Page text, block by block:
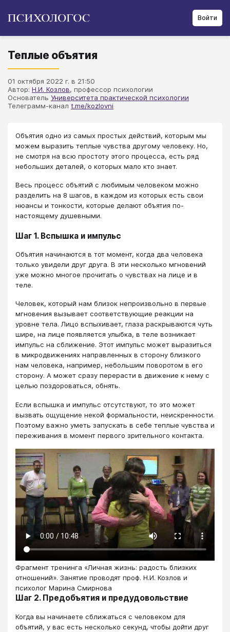
Войти
Теплые объятия
01 октября 2022 г. в 21:50
Автор: Н.И. Козлов, профессор психологии
Основатель Университета практической психологии
Телеграмм-канал t.me/kozlovni
Объятия одно из самых простых действий, которым мы
можем выразить теплые чувства другому человеку. Но,
не смотря на всю простоту этого процесса, есть ряд
небольших деталей, о которых мало кто знает.
Весь процесс объятий с любимым человеком можно
разделить на 8 шагов, в каждом из которых есть свои
нюансы и тонкости, которые делают объятия по-
настоящему душевными.
Шаг 1. Вспышка и импульс
Объятия начинаются в тот момент, когда два человека
только увидели друг друга. В эти несколько мгновений
уже можно многое прочитать о чувствах на лице и в
теле.
Человек, который нам близок непроизвольно в первые
мгновения вызывает соответствующие реакции на
уровне тела. Лицо вспыхивает, глаза раскрываются чуть
шире, на лице появляется улыбка, в теле возникает
импульс на сближение. Этот импульс может выразиться
в микродвижениях направленных в сторону близкого
нам человека, например, небольшим поворотом в его
сторону. А может сразу перерасти в движение к нему с
целью поздороваться, обнять.
Если вспышка и импульс отсутствуют, то это может
вызвать ощущение некой формальности, неискренности.
Поэтому важно уметь запускать в себе теплые чувства и
переживания в момент первого зрительного контакта.
Фрагмент тренинга «Личная жизнь: радость близких
отношений». Занятие проводят проф. Н.И. Козлов и
психолог Марина Смирнова
Шаг 2. Предобъятия и предудовольствие
Когда вы начинаете сближаться с человеком для
объятий, у вас есть несколько секунд, чтобы дойти друг